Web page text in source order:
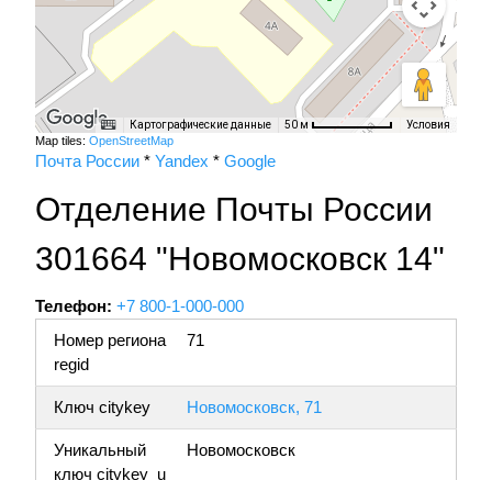
Картографические данные 50 м Условия
Map tiles: OpenStreetMap
Почта России * Yandex * Google
Отделение Почты России
301664 "Новомосковск 14"
Телефон: +7 800-1-000-000
Номер региона
regid
71
Ключ citykey Новомосковск, 71
Уникальный
ключ citykey_u
Новомосковск